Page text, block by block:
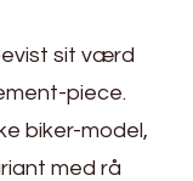
sit værd
piece.
biker-model,
med rå